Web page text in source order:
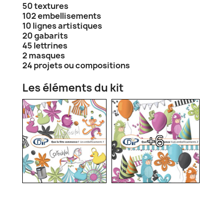
50 textures
102 embellisements
10 lignes artistiques
20 gabarits
45 lettrines
2 masques
24 projets ou compositions
Les éléments du kit
+6